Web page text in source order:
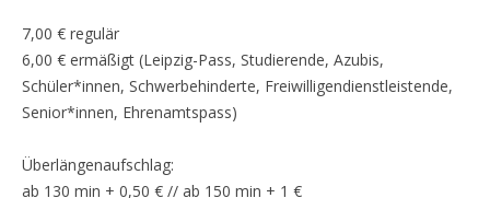
7,00 € regulär
6,00 € ermäßigt (Leipzig-Pass, Studierende, Azubis,
Schüler*innen, Schwerbehinderte, Freiwilligendienstleistende,
Senior*innen, Ehrenamtspass)
Überlängenaufschlag:
ab 130 min + 0,50 € // ab 150 min + 1 €